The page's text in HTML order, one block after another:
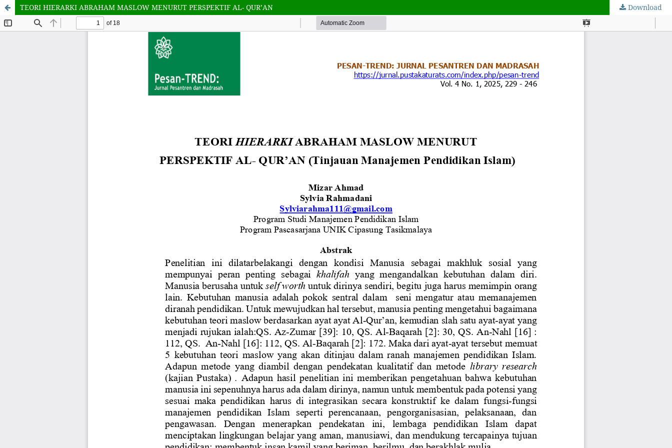
TEORI HIERARKI ABRAHAM MASLOW MENURUT PERSPEKTIF AL- QUR’AN Download